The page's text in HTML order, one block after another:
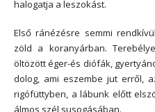
halogatja a leszokást.
Első ránézésre semmi
zöld a koranyárban.
öltözött éger-és diófák,
dolog, ami eszembe jut erről,
rigófüttyben, a lábunk előtt
álmos szél susogásában.